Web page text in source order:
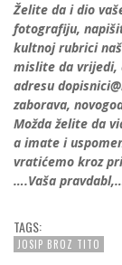
Želite da i dio
fotografiju,
kultnoj rubrici
mislite da vrijedi,
adresu
zaborava,
Možda želite da
a imate i
vratićemo kroz
….Vaša
TAGS:
JOSIP BROZ TITO